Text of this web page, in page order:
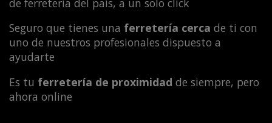
Seguro que tienes una ferretería cerca de ti con
uno de nuestros profesionales dispuesto a
ayudarte
Es tu ferretería de proximidad de siempre, pero
ahora online